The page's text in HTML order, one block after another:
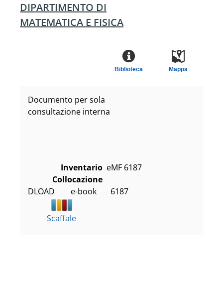
DIPARTIMENTO DI
MATEMATICA E FISICA
Mappa
Biblioteca
Documento per sola
consultazione interna
Inventario eMF 6187
Collocazione
DLOAD        e-book       6187
Scaffale